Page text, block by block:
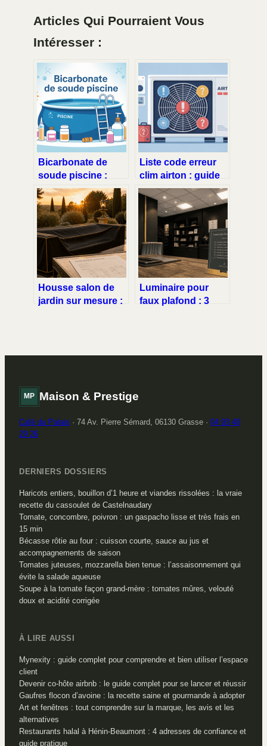
Articles Qui Pourraient Vous
Intéresser :
Bicarbonate de
soude piscine :
mode d’emploi
complet pour une
eau stable
Liste code erreur
clim airton : guide
complet pour
comprendre et
dépanner
Housse salon de
jardin sur mesure :
intégrale contre les
Luminaire pour
faux plafond : 3
éblouissement
MP Maison & Prestige
Café du Palais · 74 Av. Pierre Sémard, 06130 Grasse · 04 93 40
29 26
DERNIERS DOSSIERS
Haricots entiers, bouillon d’1 heure et viandes rissolées : la vraie
recette du cassoulet de Castelnaudary
Tomate, concombre, poivron : un gaspacho lisse et très frais en
15 min
Bécasse rôtie au four : cuisson courte, sauce au jus et
accompagnements de saison
Tomates juteuses, mozzarella bien tenue : l’assaisonnement qui
évite la salade aqueuse
Soupe à la tomate façon grand-mère : tomates mûres, velouté
doux et acidité corrigée
À LIRE AUSSI
Mynexity : guide complet pour comprendre et bien utiliser l’espace
client
Devenir co-hôte airbnb : le guide complet pour se lancer et réussir
Gaufres flocon d’avoine : la recette saine et gourmande à adopter
Art et fenêtres : tout comprendre sur la marque, les avis et les
alternatives
Restaurants halal à Hénin-Beaumont : 4 adresses de confiance et
guide pratique